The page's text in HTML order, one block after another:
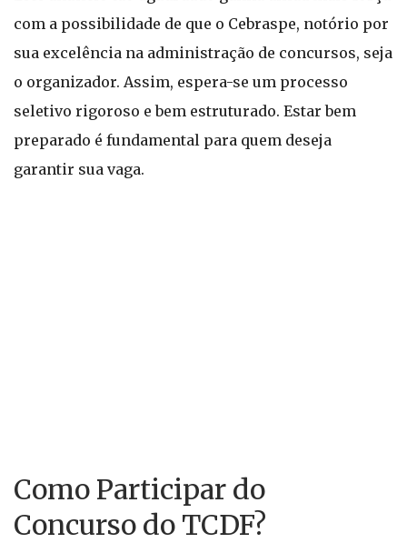
com a possibilidade de que o Cebraspe, notório por
sua excelência na administração de concursos, seja
o organizador. Assim, espera-se um processo
seletivo rigoroso e bem estruturado. Estar bem
preparado é fundamental para quem deseja
garantir sua vaga.
Como Participar do
Concurso do TCDF?